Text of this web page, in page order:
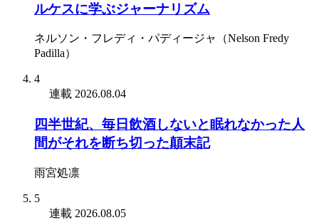
ルケスに学ぶジャーナリズム
ネルソン・フレディ・パディージャ（Nelson Fredy
Padilla）
4
連載 2026.08.04
四半世紀、毎日飲酒しないと眠れなかった人
間がそれを断ち切った顛末記
雨宮処凛
5
連載 2026.08.05